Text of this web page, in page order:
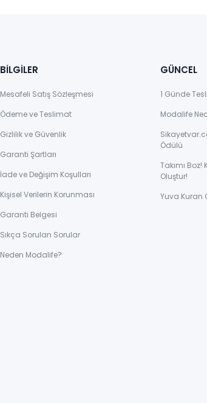
BİLGİLER
Mesafeli Satış Sözleşmesi
Ödeme ve Teslimat
Gizlilik ve Güvenlik
Garanti Şartları
İade ve Değişim Koşulları
Kişisel Verilerin Korunması
Garanti Belgesi
Sıkça Sorulan Sorular
Neden Modalife?
GÜNCEL
1 Günde
Modalife
Ödülü
Takımı
Oluştur!
Yuva Kuran